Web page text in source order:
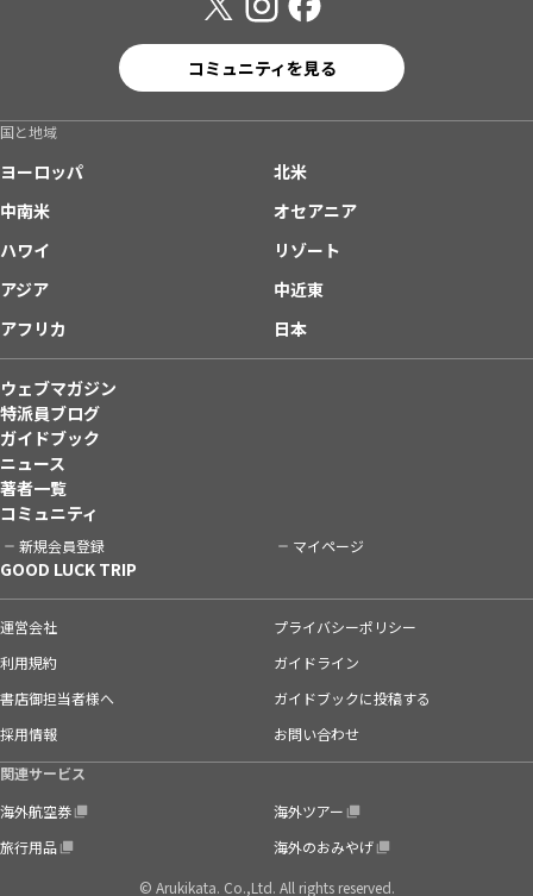
コミュニティを見る
国と地域
ヨーロッパ
北米
中南米
オセアニア
ハワイ
リゾート
アジア
中近東
アフリカ
日本
ウェブマガジン
特派員ブログ
ガイドブック
ニュース
著者一覧
コミュニティ
新規会員登録 マイページ
GOOD LUCK TRIP
運営会社
プライバシーポリシー
利用規約
ガイドライン
書店御担当者様へ
ガイドブックに投稿する
採用情報
お問い合わせ
関連サービス
海外航空券
海外ツアー
旅行用品
海外のおみやげ
© Arukikata. Co.,Ltd. All rights reserved.